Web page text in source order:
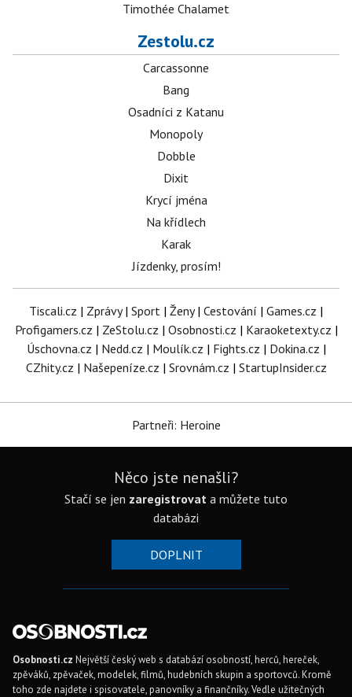
Timothée Chalamet
Zestolu.cz
Carcassonne
Bang
Osadníci z Katanu
Monopoly
Dobble
Dixit
Krycí jména
Na křídlech
Karak
Jízdenky, prosím!
Tiscali.cz | Zprávy| Sport | Ženy| Cestování | Games.cz |
Profigamers.cz | ZeStolu.cz | Osobnosti.cz | Karaoketexty.cz |
Úschovna.cz | Nedd.cz | Moulík.cz | Fights.cz | Dokina.cz |
CZhity.cz | Našepeníze.cz | Srovnám.cz | StartupInsider.cz
Partneři: Heroine
Něco jste nenašli?
Stačí se jen zaregistrovat a můžete tuto
databázi
DOPLNIT
Osobnosti.cz Největší český web s databází osobností, herců, hereček,
zpěváků, zpěvaček, modelek, filmů, hudebních skupin a sportovců. Kromě
toho zde najdete i spisovatele, panovníky a finančníky. Vedle užitečných